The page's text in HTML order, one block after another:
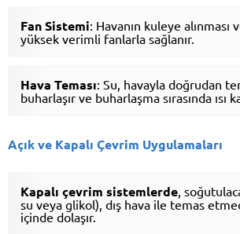
Fan Sistemi: Havanın kuleye alınması
yüksek verimli fanlarla sağlanır.
Hava Teması: Su, havayla doğrudan
buharlaşır ve buharlaşma sırasında ısı
Açık ve Kapalı Çevrim Uygulamaları
Kapalı çevrim sistemlerde ,
su veya glikol), dış hava ile temas
içinde dolaşır.